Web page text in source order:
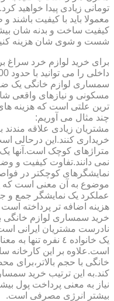
تومانی زیادی پیدا خواهید
معمولا باید با کیفیت
کیفیت ساخت و بدنه شان
شست و شوی شان هزینه
برای خرید لوازم خرد سراغ
سمساری لوازم خانگی یک
مسکونی و نیازهای واقعی
ترین علتی است که هزینه های
چند مثال می آوریم:
مشتریان زیادی علاقه مندند
خریداری کنند.این درحالی
متراژهای کوچک است.آنها یک
نمی دانند.تفاوت کیفیت و
نمایشگرهای کوچکتر در
موضوع به آن معنی است که
عملکرد یک نمایشگر جمع و
هزینه اضافه تر پرداخته است
خرید سمساری لوازم خانگی
یک خانواده ٤ نفره
است.علاوه بر این کارخانه
خانگی با حجم
کند.به این ترتیب خرید
نیاز به معنی پرداخت پول
بیشتر انرژی مصرفی است.